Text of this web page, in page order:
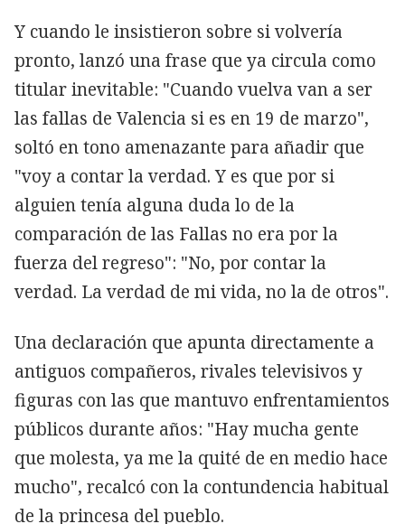
Y cuando le insistieron sobre si volvería
pronto, lanzó una frase que ya circula como
titular inevitable: "Cuando vuelva van a ser
las fallas de Valencia si es en 19 de marzo",
soltó en tono amenazante para añadir que
"voy a contar la verdad. Y es que por si
alguien tenía alguna duda lo de la
comparación de las Fallas no era por la
fuerza del regreso": "No, por contar la
verdad. La verdad de mi vida, no la de otros".
Una declaración que apunta directamente a
antiguos compañeros, rivales televisivos y
figuras con las que mantuvo enfrentamientos
públicos durante años: "Hay mucha gente
que molesta, ya me la quité de en medio hace
mucho", recalcó con la contundencia habitual
de la princesa del pueblo.